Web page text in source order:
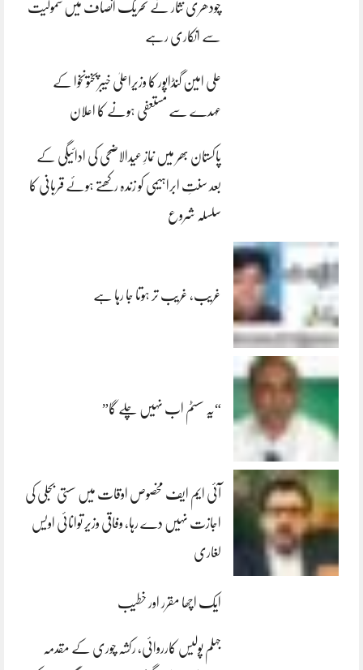
چودھری نثار نے تحریک انصاف میں شمولیت
سے انکاری رہے
علی امین گنڈاپور کا وزیراعلیٰ خیبرپختونخوا کے
عہدے سے مستعفی ہونے کا اعلان
پاکستان بھر میں نمازِ عیدالاضحی کی ادائیگی کے
بعد سنتِ ابراہیمی کو زندہ رکھتے ہوئے قربانی کا
سلسلہ شروع
غریب، غریب تر ہوتا جا رہا ہے
“یہ سسٹم اب نہیں چلے گا”
آئی ایم ایف مخصوص اوقات میں سستی بجلی کی
اجازت نہیں دے رہا، وفاقی وزیر توانائی اویس
لغاری
ایک اچھا مقرر اور خطیب
جہلم پولیس کارروائی، رکشہ چوری کے مقدمہ